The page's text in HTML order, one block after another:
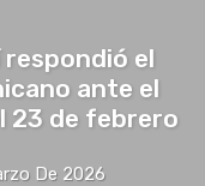
respondió el
ante el
23 de febrero
De 2026